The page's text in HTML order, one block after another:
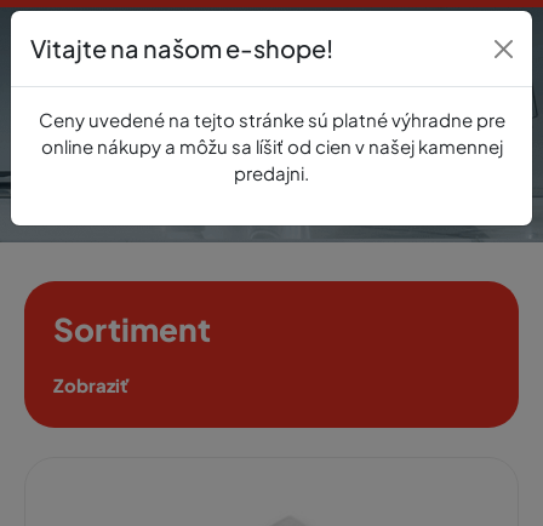
0
Sortiment
Zobraziť
Vitajte na našom e-shope!
Ceny uvedené na tejto stránke sú platné výhradne pre
online nákupy a môžu sa líšiť od cien v našej kamennej
predajni.